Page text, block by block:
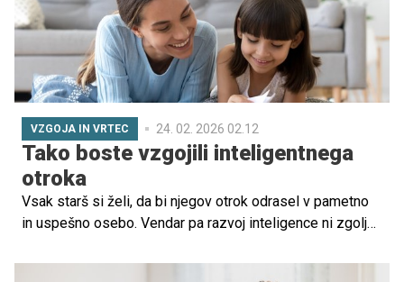
VZGOJA IN VRTEC 24. 02. 2026 02.12
Tako boste vzgojili inteligentnega
otroka
Vsak starš si želi, da bi njegov otrok odrasel v pametno
in uspešno osebo. Vendar pa razvoj inteligence ni zgolj
aktivnosti in navad, ki spodbujajo delovanje možganov.